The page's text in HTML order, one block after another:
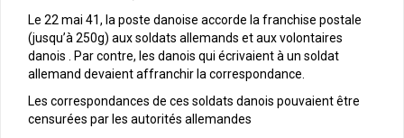
Le 22 mai 41, la poste danoise accorde la franchise postale
(jusqu’à 250g) aux soldats allemands et aux volontaires
danois . Par contre, les danois qui écrivaient à un soldat
allemand devaient affranchir la correspondance.
Les correspondances de ces soldats danois pouvaient être
censurées par les autorités allemandes